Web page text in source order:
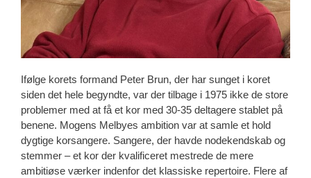
Ifølge korets formand Peter Brun, der har sunget i koret
siden det hele begyndte, var der tilbage i 1975 ikke de store
problemer med at få et kor med 30-35 deltagere stablet på
benene. Mogens Melbyes ambition var at samle et hold
dygtige korsangere. Sangere, der havde nodekendskab og
stemmer – et kor der kvalificeret mestrede de mere
ambitiøse værker indenfor det klassiske repertoire. Flere af